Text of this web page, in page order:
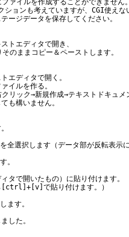
ァイルを作成することができません
ションも考えていますが、CGI使え
ージデータを保存してください。
トエディタで開き、
のままコピー＆ペーストします。
エディタで開く。
イルを作る。
クリック→新規作成→テキストドキュ
も構いません。
選択します（データ部が反転表示
。
タで開いたもの）に貼り付けます。
[ctrl]+[v]で貼り付けます。）
す。
した。